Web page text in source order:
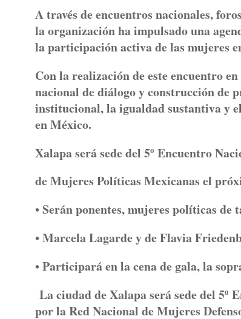
A través de encuentros nacionales,
la organización ha impulsado una
la participación activa de las mujeres
Con la realización de este encuentro
nacional de diálogo y construcción de
institucional, la igualdad sustantiva y
en México.
Xalapa será sede del 5º Encuentro
de Mujeres Políticas Mexicanas el
• Serán ponentes, mujeres políticas de
• Marcela Lagarde y de Flavia
• Participará en la cena de gala, la
La ciudad de Xalapa será sede del
por la Red Nacional de Mujeres